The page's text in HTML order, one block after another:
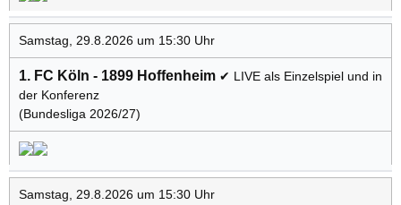
Samstag, 29.8.2026 um 15:30 Uhr
1. FC Köln - 1899 Hoffenheim ✔ LIVE als Einzelspiel und in
der Konferenz
(Bundesliga 2026/27)
Samstag, 29.8.2026 um 15:30 Uhr